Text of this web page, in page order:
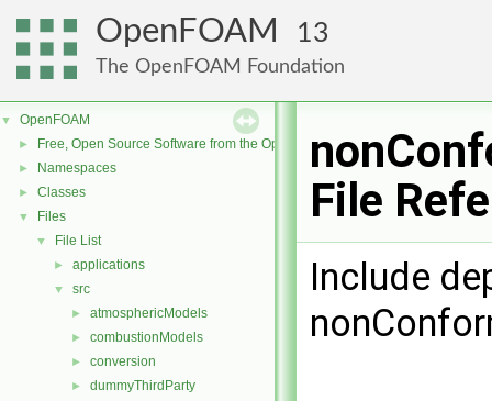
OpenFOAM 13
The OpenFOAM Foundation
▼ OpenFOAM
► Free, Open Source Software from the OpenFOAM Foundation
► Namespaces
► Classes
▼ Files
▼ File List
► applications
▼ src
► atmosphericModels
► combustionModels
► conversion
► dummyThirdParty
File
Include